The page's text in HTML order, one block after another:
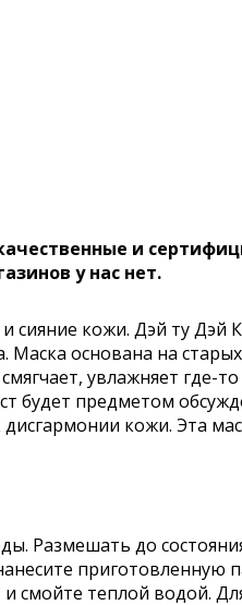
и
у нас нет.
кожи. Дэй ту Дэй
основана на
увлажняет где-то
будет предметом
кожи. Эта
Размешать до
приготовленную
смойте теплой водой.